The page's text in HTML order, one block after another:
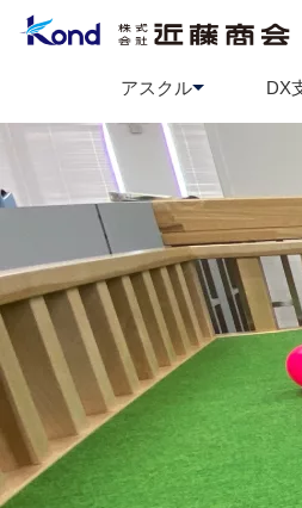
アスクル
アスクル
DX